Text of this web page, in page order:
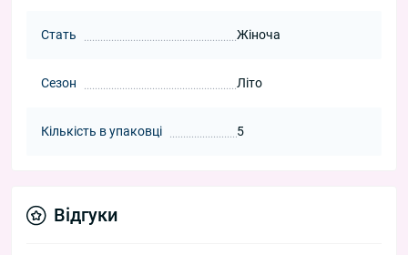
Стать Жіноча
Сезон Літо
Кількість в упаковці 5
Відгуки